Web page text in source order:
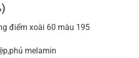
điểm xoài 60 màu 195
melamin